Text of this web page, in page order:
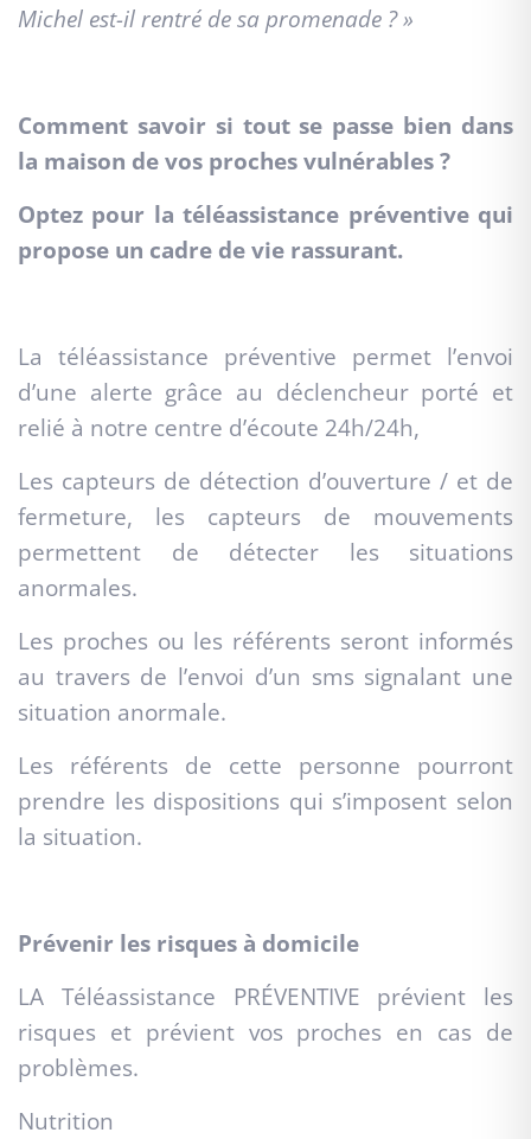
Michel est-il rentré de sa promenade ? »
Comment savoir si tout se passe bien dans
la maison de vos proches vulnérables ?
Optez pour la téléassistance préventive qui
propose un cadre de vie rassurant.
La téléassistance préventive permet l’envoi
d’une alerte grâce au déclencheur porté et
relié à notre centre d’écoute 24h/24h,
Les capteurs de détection d’ouverture / et de
fermeture, les capteurs de mouvements
permettent de détecter les situations
anormales.
Les proches ou les référents seront informés
au travers de l’envoi d’un sms signalant une
situation anormale.
Les référents de cette personne pourront
prendre les dispositions qui s’imposent selon
la situation.
Prévenir les risques à domicile
LA Téléassistance PRÉVENTIVE prévient les
risques et prévient vos proches en cas de
problèmes.
Nutrition